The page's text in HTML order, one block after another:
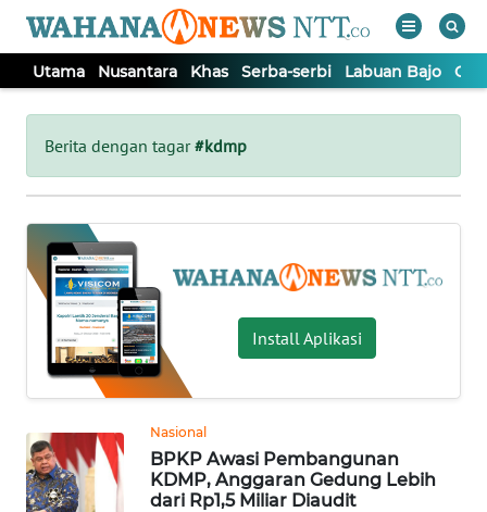
Utama Nusantara Khas Serba-serbi Labuan Bajo
Berita dengan tagar#kdmp
Install Aplikasi
Nasional
BPKP Awasi Pembangunan
KDMP, Anggaran Gedung Lebih
dari Rp1,5 Miliar Diaudit
Tutup
UTAMA
NUSANTARA
KHAS
SERBA-
SERBI
LABUAN
BAJO